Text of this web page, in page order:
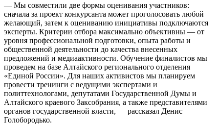
— Мы совместили две формы оценивания участников:
сначала за проект конкурсанта может проголосовать любой
желающий, затем к оцениванию инициативы подключаются
эксперты. Критерии отбора максимально объективны — от
уровня профессиональной подготовки, опыта работы и
общественной деятельности до качества внесенных
предложений и медиаактивности. Обучение финалистов мы
проведем на базе Алтайского регионального отделения
«Единой России». Для наших активистов мы планируем
провести тренинги с ведущими экспертами и
политтехнологами, депутатами Государственной Думы и
Алтайского краевого Заксобрания, а также представителями
органов государственной власти, — рассказал Денис
Голобородько.